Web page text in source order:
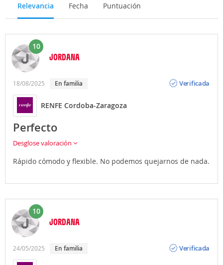
Relevancia Fecha Puntuación
10
JORDANA
18/08/2025 en familia
Verificada
RENFE Cordoba-Zaragoza
Perfecto
Desglose valoración
Rápido cómodo y flexible. No podemos quejarnos de nada.
10
JORDANA
24/05/2025 en familia
Verificada